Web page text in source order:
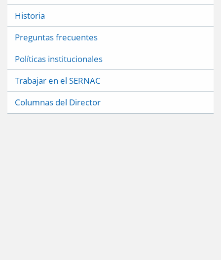
Historia
Preguntas frecuentes
Políticas institucionales
Trabajar en el SERNAC
Columnas del Director